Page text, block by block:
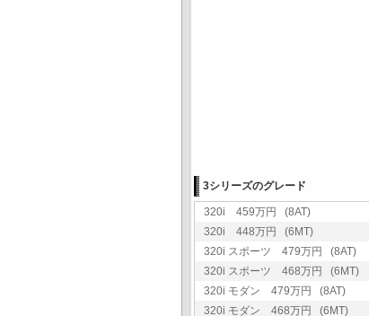
3シリーズのグレード
320i 459万円 (8AT)
320i 448万円 (6MT)
320i スポーツ 479万円 (8AT)
320i スポーツ 468万円 (6MT)
320i モダン 479万円 (8AT)
320i モダン 468万円 (6MT)